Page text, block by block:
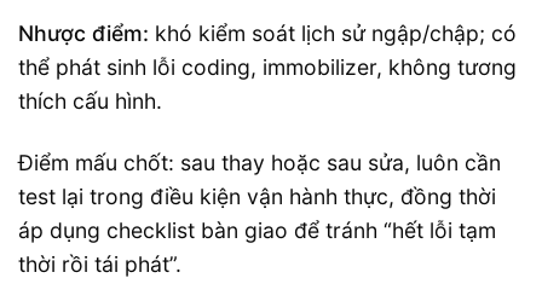
Nhược điểm: khó kiểm soát lịch sử ngập/chập; có
thể phát sinh lỗi coding, immobilizer, không tương
thích cấu hình.
Điểm mấu chốt: sau thay hoặc sau sửa, luôn cần
test lại trong điều kiện vận hành thực, đồng thời
áp dụng checklist bàn giao để tránh “hết lỗi tạm
thời rồi tái phát”.